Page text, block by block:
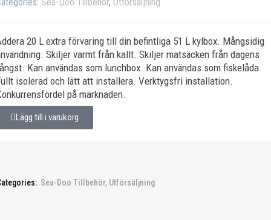
20 L extra förvaring till din befintliga 51 L kylbox. Mångsidig
Skiljer varmt från kallt. Skiljer matsäcken från dagens
Kan användas som lunchbox. Kan användas som fiskelåda.
isolerad och lätt att installera. Verktygsfri installation.
på marknaden.
Lägg till i varukorg
Sea-Doo Tillbehör, Utförsäljning